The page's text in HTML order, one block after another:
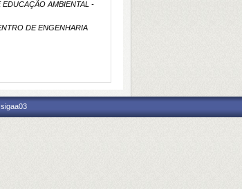
EDUCAÇÃO AMBIENTAL -
DE ENGENHARIA